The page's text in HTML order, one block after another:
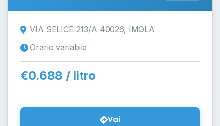
VIA SELICE 213/A 40026, IMOLA
Orario variabile
€0.688 / litro
Vai